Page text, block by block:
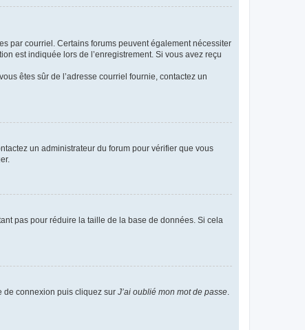
par courriel. Certains forums peuvent également nécessiter
est indiquée lors de l’enregistrement. Si vous avez reçu
êtes sûr de l’adresse courriel fournie, contactez un
un administrateur du forum pour vérifier que vous
pas pour réduire la taille de la base de données. Si cela
de connexion puis cliquez sur J’ai oublié mon mot de passe